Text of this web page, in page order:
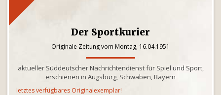
Der Sportkurier
Originale Zeitung vom Montag, 16.04.1951
aktueller Süddeutscher Nachrichtendienst für Spiel und Sport,
erschienen in Augsburg, Schwaben, Bayern
letztes verfügbares Originalexemplar!